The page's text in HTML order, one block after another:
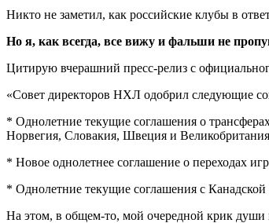
Никто не заметил, как российские клубы в
Но я, как всегда, все вижу и фальши не
Цитирую вчерашний пресс-релиз с
«Совет директоров НХЛ одобрил следующие
* Однолетние текущие соглашения о
Норвегия, Словакия, Швеция и
* Новое однолетнее соглашение о переходах
* Однолетние текущие соглашения с
На этом, в общем-то, мой очередной крик души